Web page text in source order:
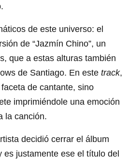
de este universo: el
de “Jazmín Chino”, un
que a estas alturas también
de Santiago. En este track,
de cantante, sino
imprimiéndole una emoción
la canción.
decidió cerrar el álbum
es justamente ese el título del